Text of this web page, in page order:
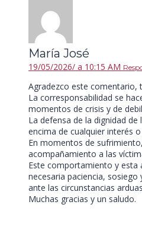
María José
19/05/2026/ a 10:15 AM
Agradezco este comentario,
La corresponsabilidad se
momentos de crisis y de
La defensa de la dignidad
encima de cualquier interés
En momentos de
acompañamiento a las
Este comportamiento y esta
necesaria paciencia, sosiego
ante las circunstancias
Muchas gracias y un saludo.